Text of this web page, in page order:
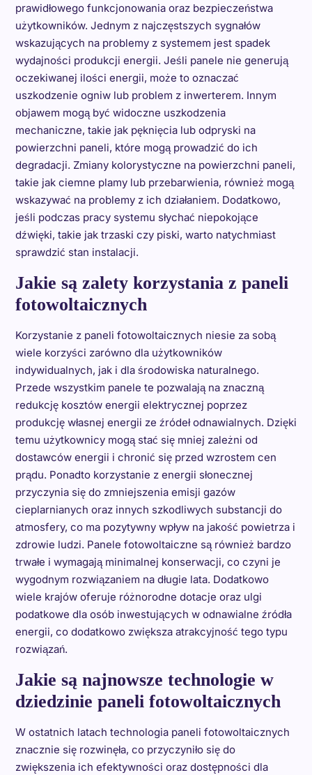
prawidłowego funkcjonowania oraz bezpieczeństwa
użytkowników. Jednym z najczęstszych sygnałów
wskazujących na problemy z systemem jest spadek
wydajności produkcji energii. Jeśli panele nie generują
oczekiwanej ilości energii, może to oznaczać
uszkodzenie ogniw lub problem z inwerterem. Innym
objawem mogą być widoczne uszkodzenia
mechaniczne, takie jak pęknięcia lub odpryski na
powierzchni paneli, które mogą prowadzić do ich
degradacji. Zmiany kolorystyczne na powierzchni paneli,
takie jak ciemne plamy lub przebarwienia, również mogą
wskazywać na problemy z ich działaniem. Dodatkowo,
jeśli podczas pracy systemu słychać niepokojące
dźwięki, takie jak trzaski czy piski, warto natychmiast
sprawdzić stan instalacji.
Jakie są zalety korzystania z paneli
fotowoltaicznych
Korzystanie z paneli fotowoltaicznych niesie za sobą
wiele korzyści zarówno dla użytkowników
indywidualnych, jak i dla środowiska naturalnego.
Przede wszystkim panele te pozwalają na znaczną
redukcję kosztów energii elektrycznej poprzez
produkcję własnej energii ze źródeł odnawialnych. Dzięki
temu użytkownicy mogą stać się mniej zależni od
dostawców energii i chronić się przed wzrostem cen
prądu. Ponadto korzystanie z energii słonecznej
przyczynia się do zmniejszenia emisji gazów
cieplarnianych oraz innych szkodliwych substancji do
atmosfery, co ma pozytywny wpływ na jakość powietrza i
zdrowie ludzi. Panele fotowoltaiczne są również bardzo
trwałe i wymagają minimalnej konserwacji, co czyni je
wygodnym rozwiązaniem na długie lata. Dodatkowo
wiele krajów oferuje różnorodne dotacje oraz ulgi
podatkowe dla osób inwestujących w odnawialne źródła
energii, co dodatkowo zwiększa atrakcyjność tego typu
rozwiązań.
Jakie są najnowsze technologie w
dziedzinie paneli fotowoltaicznych
W ostatnich latach technologia paneli fotowoltaicznych
znacznie się rozwinęła, co przyczyniło się do
zwiększenia ich efektywności oraz dostępności dla